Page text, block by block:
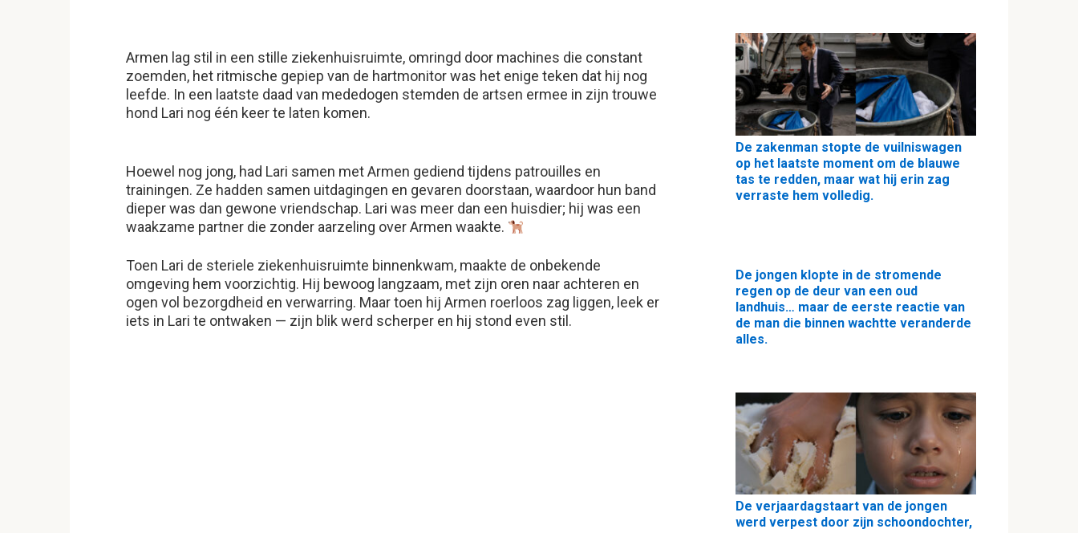
Armen lag stil in een stille ziekenhuisruimte, omringd door machines die constant
zoemden, het ritmische gepiep van de hartmonitor was het enige teken dat hij nog
leefde. In een laatste daad van mededogen stemden de artsen ermee in zijn trouwe
hond Lari nog één keer te laten komen.
Hoewel nog jong, had Lari samen met Armen gediend tijdens patrouilles en
trainingen. Ze hadden samen uitdagingen en gevaren doorstaan, waardoor hun band
dieper was dan gewone vriendschap. Lari was meer dan een huisdier; hij was een
waakzame partner die zonder aarzeling over Armen waakte.
Toen Lari de steriele ziekenhuisruimte binnenkwam, maakte de onbekende
omgeving hem voorzichtig. Hij bewoog langzaam, met zijn oren naar achteren en
ogen vol bezorgdheid en verwarring. Maar toen hij Armen roerloos zag liggen, leek er
iets in Lari te ontwaken — zijn blik werd scherper en hij stond even stil.
De zakenman stopte de vuilniswagen
op het laatste moment om de blauwe
tas te redden, maar wat hij erin zag
verraste hem volledig.
De jongen klopte in de stromende
regen op de deur van een oud
landhuis… maar de eerste reactie van
de man die binnen wachtte veranderde
alles.
De verjaardagstaart van de jongen
werd verpest door zijn schoondochter,